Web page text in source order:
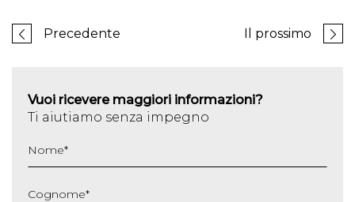
Precedente Il prossimo
Vuoi ricevere maggiori informazioni?
Ti aiutiamo senza impegno
Nome*
Cognome*